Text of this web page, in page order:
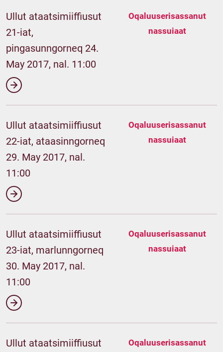
Ullut ataatsimiiffiusut
21-iat,
pingasunngorneq 24.
May 2017, nal. 11:00
Oqaluuserisassanut
nassuiaat
Ullut ataatsimiiffiusut
22-iat, ataasinngorneq
29. May 2017, nal.
11:00
Oqaluuserisassanut
nassuiaat
Ullut ataatsimiiffiusut
23-iat, marlunngorneq
30. May 2017, nal.
11:00
Oqaluuserisassanut
nassuiaat
Ullut ataatsimiiffiusut
Oqaluuserisassanut